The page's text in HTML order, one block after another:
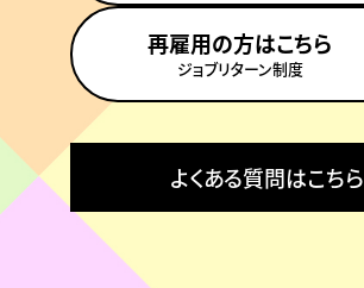
再雇用の方はこちら
ジョブリターン制度
よくある質問はこちら